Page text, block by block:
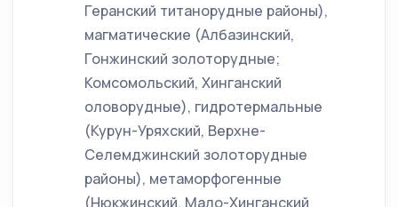
Геранский титанорудные районы),
магматические (Албазинский,
Гонжинский золоторудные;
Комсомольский, Хинганский
оловорудные), гидротермальные
(Курун-Уряхский, Верхне-
Селемджинский золоторудные
районы), метаморфогенные
(Нюкжинский, Мало-Хинганский